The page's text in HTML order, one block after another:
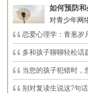
如何预防
对青少年网
恋爱心理学：青葱岁
多和孩子聊聊轻松话
当您的孩子犯错时，
别对复读生说这7句